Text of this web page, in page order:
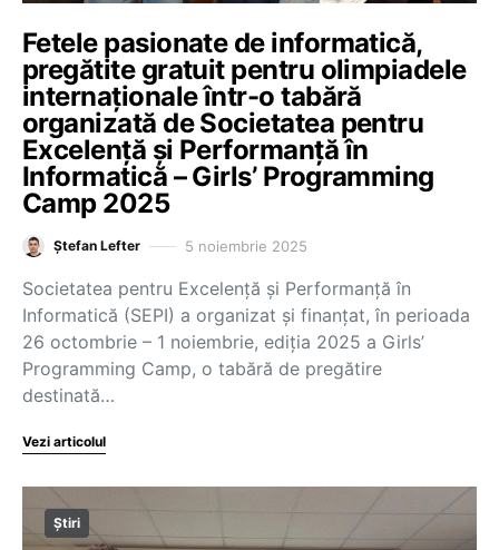
Fetele pasionate de informatică,
pregătite gratuit pentru olimpiadele
internaționale într-o tabără
organizată de Societatea pentru
Excelență și Performanță în
Informatică – Girls’ Programming
Camp 2025
Ștefan Lefter 5 noiembrie 2025
Societatea pentru Excelență și Performanță în
Informatică (SEPI) a organizat și finanțat, în perioada
26 octombrie – 1 noiembrie, ediția 2025 a Girls’
Programming Camp, o tabără de pregătire
destinată…
Vezi articolul
Știri